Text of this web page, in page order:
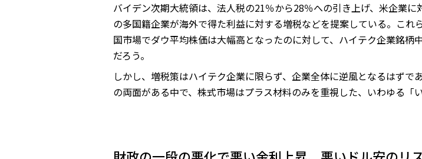
バイデン次期大統領は、法人税の21％から28％への引き上げ、米企業
の多国籍企業が海外で得た利益に対する増税などを提案している。こ
国市場でダウ平均株価は大幅高となったのに対して、ハイテク企業銘
だろう。
しかし、増税策はハイテク企業に限らず、企業全体に逆風となるはず
の両面がある中で、株式市場はプラス材料のみを重視した、いわゆる「